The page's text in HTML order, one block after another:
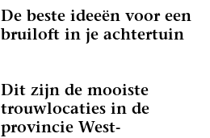
De beste ideeën voor een
bruiloft in je achtertuin
Dit zijn de mooiste
trouwlocaties in de
provincie West-